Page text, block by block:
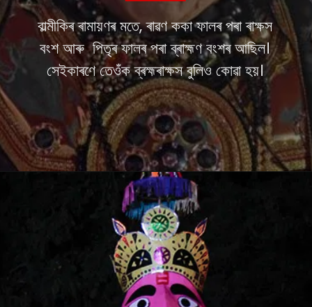
বাল্মীকিৰ ৰামায়ণৰ মতে, ৰাৱণ ককা ফালৰ পৰা ৰাক্ষস
বংশ আৰু পিতৃৰ ফালৰ পৰা ব্ৰাহ্মণ বংশৰ আছিল।